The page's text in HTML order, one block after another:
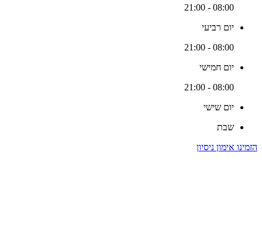
08:00 - 21:00
יום רביעי
08:00 - 21:00
יום חמישי
08:00 - 21:00
יום שישי
שבת
הזמינו אימון ניסיון